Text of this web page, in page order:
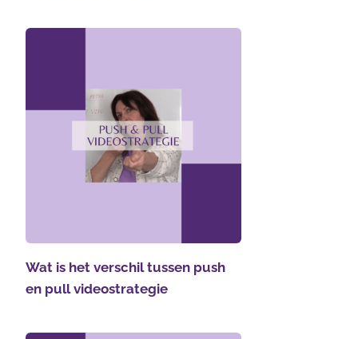
Wat is het verschil tussen push
en pull videostrategie